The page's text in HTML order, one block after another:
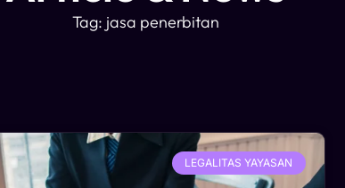
Tag: jasa penerbitan
LEGALITAS YAYASAN